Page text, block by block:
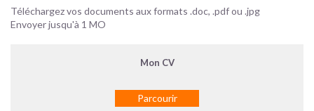
Téléchargez vos documents aux formats .doc, .pdf ou .jpg
Envoyer jusqu'à 1 MO
Parcourir